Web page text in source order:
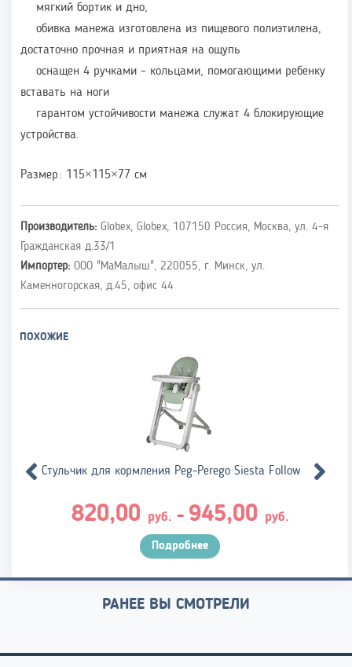
мягкий бортик и дно,
обивка манежа изготовлена из пищевого полиэтилена,
достаточно прочная и приятная на ощупь
оснащен 4 ручками – кольцами, помогающими ребенку
вставать на ноги
гарантом устойчивости манежа служат 4 блокирующие
устройства.
Размер: 115×115×77 см
Производитель: Globex, Globex, 107150 Россия, Москва, ул. 4-я
Гражданская д.33/1
Импортер: ООО "МаМалыш", 220055, г. Минск, ул.
Каменногорская, д.45, офис 44
ПОХОЖИЕ
Стульчик для кормления Peg-Perego Siesta Follow Me
820,00 руб. – 945,00 руб.
цен:
Подробнее
РАНЕЕ ВЫ СМОТРЕЛИ